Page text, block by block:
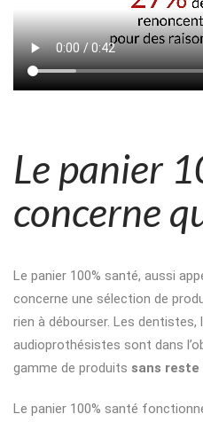
Le panier
concerne
Le panier 100% santé, aussi
concerne une sélection de
rien à débourser. Les
audioprothésistes sont dans
gamme de produits sans
Le panier 100% santé